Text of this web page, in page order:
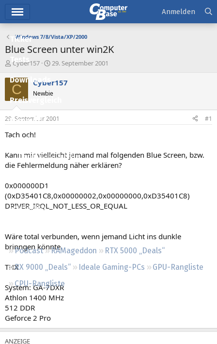
Ticker
Tests
Downloads
Preisvergleich
Forum
Aktuelles
Empfohlene Inhalte
Neueste Aktivitäten
Leserartikel
Podcast RAMageddon
RTX 5000 „Deals“
RX 9000 „Deals“
Ideale Gaming-PCs
GPU-Rangliste
CPU-Rangliste
Anmelden
Windows 7/8/Vista/XP/2000
Blue Screen unter win2K
E
s
t
e
e
r
Cyber157
E
s
e
l
t
29. September 2001
C Cyber157
Newbie
29. September 2001 #1
Tach och!
Kann mir vielleicht jemand mal folgenden Blue Screen, bzw.
die Fehlermeldung näher erklären?
0x000000D1
(0xD35401C8,0x00000002,0x00000000,0xD35401C8)
DRIVER_IRQL_NOT_LESS_OR_EQUAL
Wäre total verbunden, wenn jemand Licht ins dunkle
brinngen könnte.
THX
System: GA-7DXR
Athlon 1400 MHz
512 DDR
Geforce 2 Pro